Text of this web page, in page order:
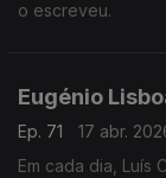
o escreveu.
Eugénio
Ep. 71
17 abr.
Em cada dia, Luís